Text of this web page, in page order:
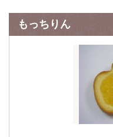
もっちりん